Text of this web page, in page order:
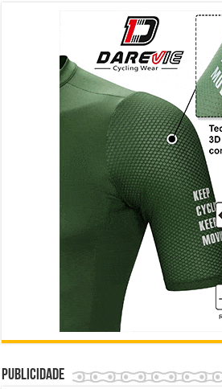
Publicidade